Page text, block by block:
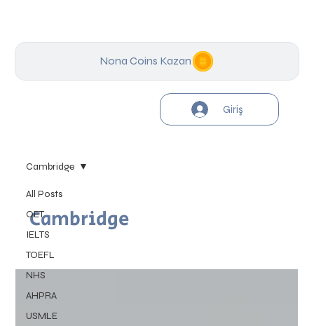
Giriş
Nona Coins Kazan
All Posts
OET
IELTS
TOEFL
NHS
AHPRA
USMLE
Cambridge
Cambridge